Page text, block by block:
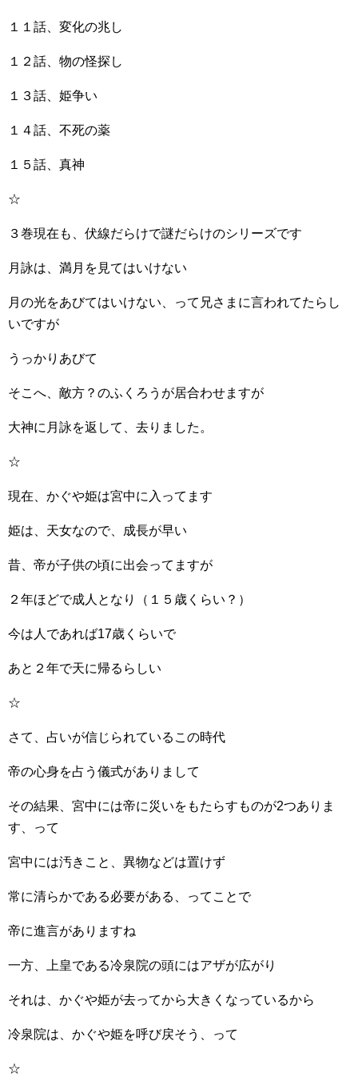
１１話、変化の兆し
１２話、物の怪探し
１３話、姫争い
１４話、不死の薬
１５話、真神
☆
３巻現在も、伏線だらけで謎だらけのシリーズです
月詠は、満月を見てはいけない
月の光をあびてはいけない、って兄さまに言われてたらし
いですが
うっかりあびて
そこへ、敵方？のふくろうが居合わせますが
大神に月詠を返して、去りました。
☆
現在、かぐや姫は宮中に入ってます
姫は、天女なので、成長が早い
昔、帝が子供の頃に出会ってますが
２年ほどで成人となり（１５歳くらい？）
今は人であれば17歳くらいで
あと２年で天に帰るらしい
☆
さて、占いが信じられているこの時代
帝の心身を占う儀式がありまして
その結果、宮中には帝に災いをもたらすものが2つありま
す、って
宮中には汚きこと、異物などは置けず
常に清らかである必要がある、ってことで
帝に進言がありますね
一方、上皇である冷泉院の頭にはアザが広がり
それは、かぐや姫が去ってから大きくなっているから
冷泉院は、かぐや姫を呼び戻そう、って
☆